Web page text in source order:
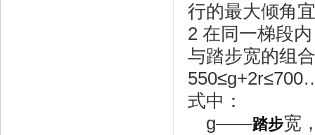
行的最大倾角
2 在同一梯段
与踏步宽的组
式中：
g——踏步宽